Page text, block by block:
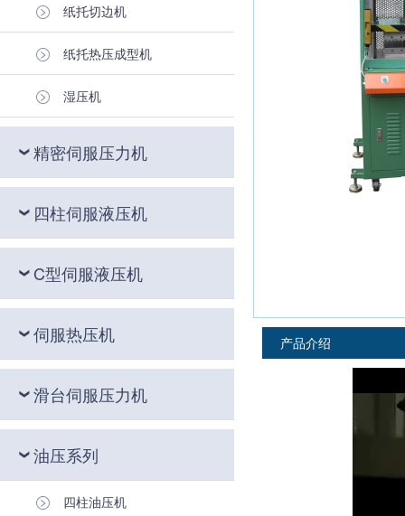
纸托切边机
纸托热压成型机
湿压机
精密伺服压力机
四柱伺服液压机
C型伺服液压机
伺服热压机
滑台伺服压力机
油压系列
四柱油压机
产品介绍